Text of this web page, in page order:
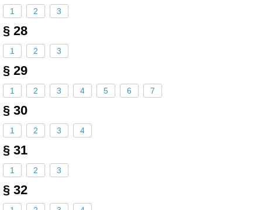
1 2 3
§ 28
1 2 3
§ 29
1 2 3 4 5 6 7
§ 30
1 2 3 4
§ 31
1 2 3
§ 32